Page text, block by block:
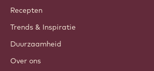
Callebaut
Recepten
Trends & Inspiratie
Duurzaamheid
Over ons